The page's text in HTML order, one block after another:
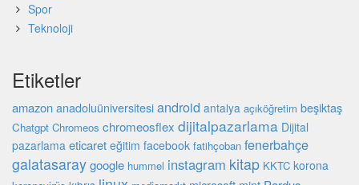
Spor
Teknoloji
Etiketler
amazon anadoluüniversitesi android antalya açıköğretim beşiktaş
Chatgpt Chromeos chromeosflex dijitalpazarlama Dijital
pazarlama eticaret eğitim facebook fatihçoban fenerbahçe
galatasaraygoogle hummel instagram kitap KKTC korona